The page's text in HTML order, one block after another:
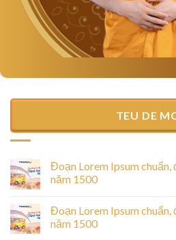
TEU DE
Đoạn Lorem Ipsum
năm 1500
Đoạn Lorem Ipsum
năm 1500